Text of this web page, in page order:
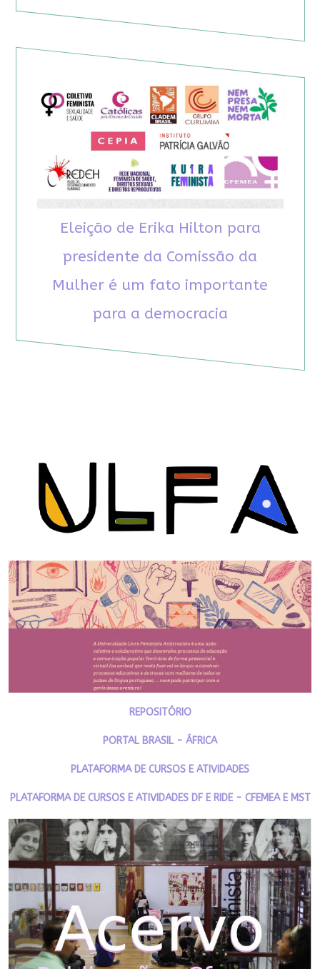
Eleição de Erika Hilton para
presidente da Comissão da
Mulher é um fato importante
para a democracia
REPOSITÓRIO
PORTAL BRASIL - ÁFRICA
PLATAFORMA DE CURSOS E ATIVIDADES
PLATAFORMA DE CURSOS E ATIVIDADES DF E RIDE - CFEMEA E MST